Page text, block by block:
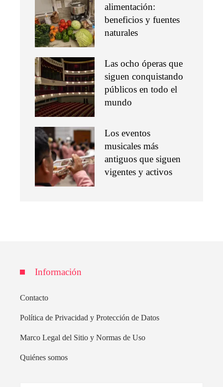
alimentación:
beneficios y fuentes
naturales
Las ocho óperas que
siguen conquistando
públicos en todo el
mundo
Los eventos
musicales más
antiguos que siguen
vigentes y activos
Información
Contacto
Política de Privacidad y Protección de Datos
Marco Legal del Sitio y Normas de Uso
Quiénes somos